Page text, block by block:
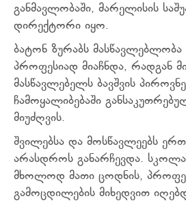
განმავლობაში, მარელისის
დირექტორი იყო.
ბატონ ზურაბს მასწავლებლობა
პროფესიად მიაჩნდა, რადგან
მასწავლებელს ბავშვის
ჩამოყალიბებაში
მიუძღვის.
შვილებსა და მოსწავლეებს
არასდროს განარჩევდა.
მხოლოდ მათი ცოდნის,
გამოცდილების მიხედვით